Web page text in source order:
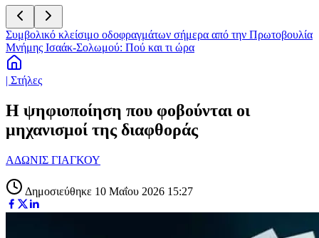
Συμβολικό κλείσιμο οδοφραγμάτων σήμερα από την Πρωτοβουλία
Μνήμης Ισαάκ-Σολωμού: Πού και τι ώρα
| Στήλες
Η ψηφιοποίηση που φοβούνται οι
μηχανισμοί της διαφθοράς
ΑΔΩΝΙΣ ΓΙΑΓΚΟΥ
Δημοσιεύθηκε 10 Μαΐου 2026 15:27